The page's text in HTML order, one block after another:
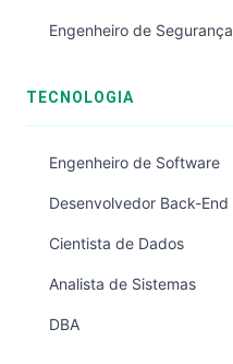
Engenheiro de Segurança
TECNOLOGIA
Engenheiro de Software
Desenvolvedor Back-End
Cientista de Dados
Analista de Sistemas
DBA